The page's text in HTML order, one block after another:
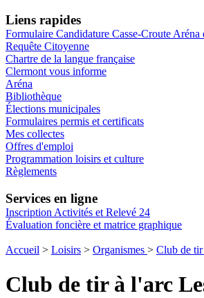
Liens rapides
Formulaire Candidature Casse-Croute Aréna
Requête Citoyenne
Chartre de la langue française
Clermont vous informe
Aréna
Bibliothèque
Élections municipales
Formulaires permis et certificats
Mes collectes
Offres d'emploi
Programmation loisirs et culture
Règlements
Services en ligne
Inscription Activités et Relevé 24
Évaluation foncière et matrice graphique
Accueil > Loisirs > Organismes > Club de
Club de tir à l'arc